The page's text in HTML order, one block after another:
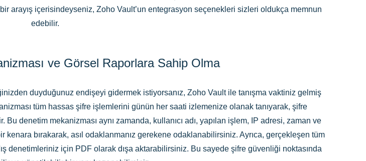
arayış içerisindeyseniz, Zoho Vault’un entegrasyon seçenekleri sizleri oldukça memnun
edebilir.
ve Görsel Raporlara Sahip Olma
duyduğunuz endişeyi gidermek istiyorsanız, Zoho Vault ile tanışma vaktiniz gelmiş
tüm hassas şifre işlemlerini günün her saati izlemenize olanak tanıyarak, şifre
denetim mekanizması aynı zamanda, kullanıcı adı, yapılan işlem, IP adresi, zaman ve
bırakarak, asıl odaklanmanız gerekene odaklanabilirsiniz. Ayrıca, gerçekleşen tüm
denetimleriniz için PDF olarak dışa aktarabilirsiniz. Bu sayede şifre güvenliği noktasında